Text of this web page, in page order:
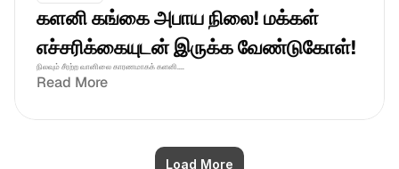
களனி கங்கை அபாய நிலை! மக்கள்
எச்சரிக்கையுடன் இருக்க வேண்டுகோள்!
நிலவும் சீரற்ற வானிலை காரணமாகக் களனி....
Read More
Load More